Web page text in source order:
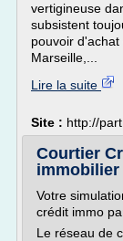
vertigineuse
subsistent
pouvoir d'achat
Marseille,...
Lire la suite
Site : http://
Courtier
immobilier
Votre
crédit immo
Le réseau de